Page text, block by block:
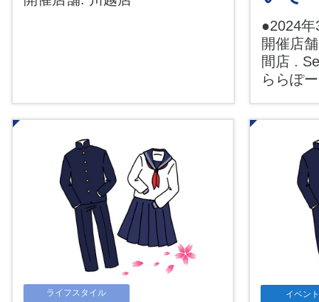
●2024
開催店
間店 .
ららぽ
ライフスタイル イベン